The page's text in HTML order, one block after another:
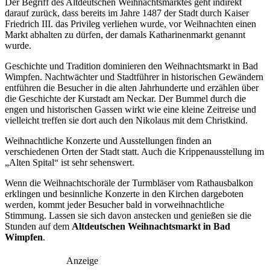
Der Begriff des Altdeutschen Weihnachtsmarktes geht indirekt
darauf zurück, dass bereits im Jahre 1487 der Stadt durch Kaiser
Friedrich III. das Privileg verliehen wurde, vor Weihnachten einen
Markt abhalten zu dürfen, der damals Katharinenmarkt genannt
wurde.
Geschichte und Tradition dominieren den Weihnachtsmarkt in Bad
Wimpfen. Nachtwächter und Stadtführer in historischen Gewändern
entführen die Besucher in die alten Jahrhunderte und erzählen über
die Geschichte der Kurstadt am Neckar. Der Bummel durch die
engen und historischen Gassen wirkt wie eine kleine Zeitreise und
vielleicht treffen sie dort auch den Nikolaus mit dem Christkind.
Weihnachtliche Konzerte und Ausstellungen finden an
verschiedenen Orten der Stadt statt. Auch die Krippenausstellung im
„Alten Spital“ ist sehr sehenswert.
Wenn die Weihnachtschoräle der Turmbläser vom Rathausbalkon
erklingen und besinnliche Konzerte in den Kirchen dargeboten
werden, kommt jeder Besucher bald in vorweihnachtliche
Stimmung. Lassen sie sich davon anstecken und genießen sie die
Stunden auf dem Altdeutschen Weihnachtsmarkt in Bad
Wimpfen.
Anzeige